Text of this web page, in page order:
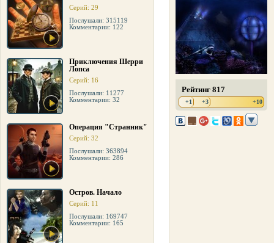
Серий: 29
Послушали: 315119
Комментарии: 122
Приключения Шерри
Лопса
Серий: 16
Послушали: 11277
Комментарии: 32
Операция "Странник"
Серий: 32
Послушали: 363894
Комментарии: 286
Остров. Начало
Серий: 11
Послушали: 169747
Комментарии: 165
Рейтинг 817
+1 +3 +10